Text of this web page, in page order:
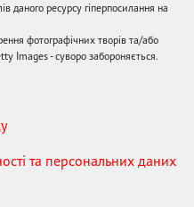
даного ресурсу гіперпосилання на
фотографічних творів та/або
Images - суворо забороняється.
та персональних даних